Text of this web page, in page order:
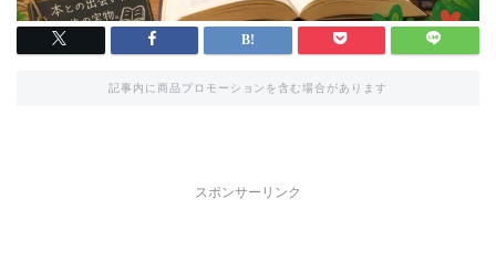
記事内に商品プロモーションを含む場合があります
スポンサーリンク